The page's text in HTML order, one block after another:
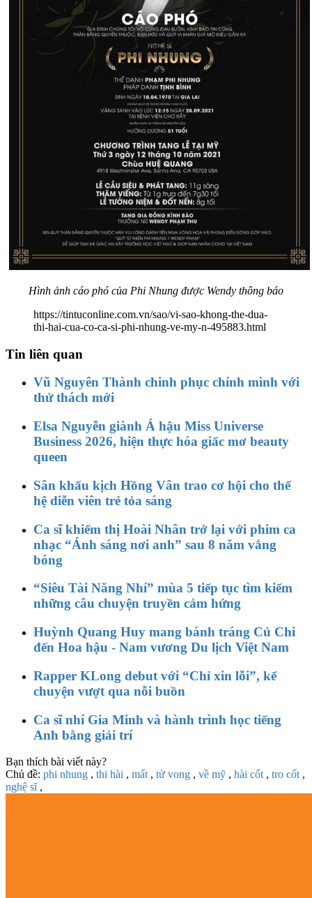
Hình ảnh cáo phó của Phi Nhung được Wendy thông báo
https://tintuconline.com.vn/sao/vi-sao-khong-the-dua-
thi-hai-cua-co-ca-si-phi-nhung-ve-my-n-495883.html
Tin liên quan
Vũ Nguyên Thành chinh phục chính mình với
thử thách mới
Elsa Nguyễn giành Á hậu Miss Universe
Business 2026, hiện thực hóa giấc mơ beauty
queen
Sân khấu kịch Hồng Vân trao cơ hội cho thế
hệ diễn viên trẻ tỏa sáng
Ca sĩ khiếm thị Hoài Nhân trở lại với phim ca
nhạc “Ánh sáng nơi anh” sau 8 năm vắng
bóng
“Siêu Tài Năng Nhí” mùa 5 tiếp tục tìm kiếm
những câu chuyện truyền cảm hứng
Huỳnh Quang Huy mang bánh tráng Củ Chi
đến Hoa hậu - Nam vương Du lịch Việt Nam
Rapper KLong debut với “Chỉ xin lỗi”, kể
chuyện vượt qua nỗi buồn
Ca sĩ nhí Gia Minh và hành trình học tiếng
Anh bằng giải trí
Bạn thích bài viết này?
Chủ đề: phi nhung , thi hài , mất , tử vong , về mỹ , hài cốt , tro cốt ,
nghệ sĩ ,